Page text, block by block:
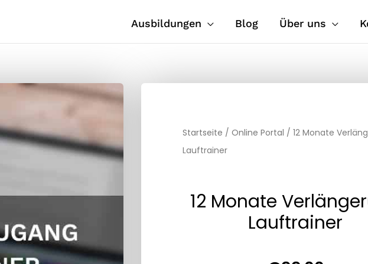
Ausbildungen Blog Über uns
Startseite / Online Portal / 12 Monate
Lauftrainer
12 Monate
Lauftrainer